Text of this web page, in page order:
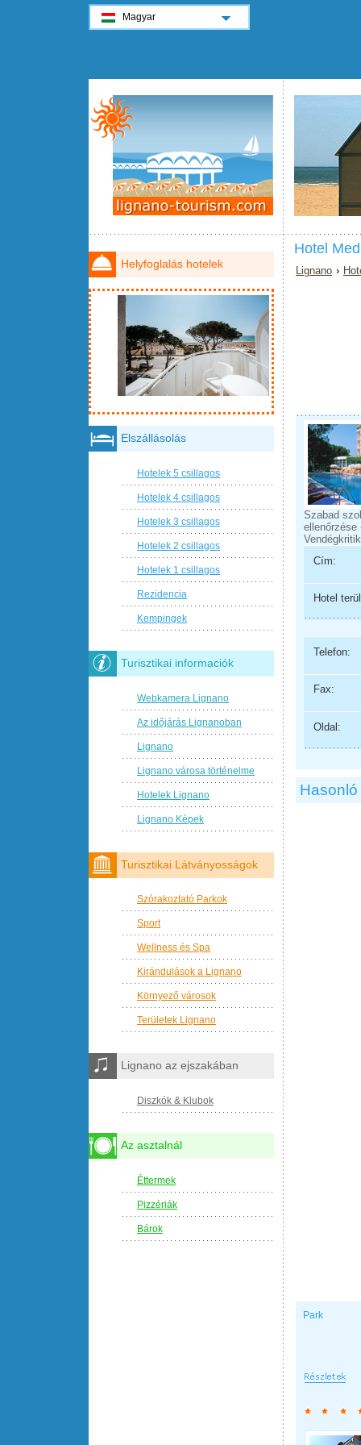
Hotel
Lignano ›
Szabad
ellenőrzése
Cím:
Hotel
Telefon:
Fax:
Oldal:
Park
Helyfoglalás hotelek
Elszállásolás
Hotelek 5 csillagos
Hotelek 4 csillagos
Hotelek 3 csillagos
Hotelek 2 csillagos
Hotelek 1 csillagos
Rezidencia
Kempingek
Turisztikai informaciók
Webkamera Lignano
Az időjárás Lignanoban
Lignano
Lignano városa történelme
Hotelek Lignano
Lignano Képek
Turisztikai Látványosságok
Szórakoztató Parkok
Sport
Wellness és Spa
Kirándulások a Lignano
Környező városok
Területek Lignano
Lignano az ejszakában
Diszkók & Klubok
Az asztalnál
Éttermek
Pizzériák
Bárok
Magyar